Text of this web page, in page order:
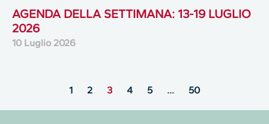
AGENDA DELLA SETTIMANA: 13-19 LUGLIO
2026
10 Luglio 2026
1 2 3 4 5 … 50